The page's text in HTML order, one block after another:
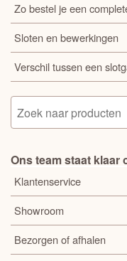
Zo bestel je een
Sloten en bewerkingen
Verschil tussen een
Ons team staat klaar
Klantenservice
Showroom
Bezorgen of afhalen